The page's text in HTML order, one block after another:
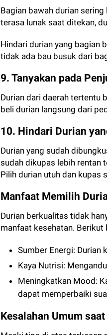
Bagian bawah durian
terasa lunak saat ditekan,
Hindari durian yang bagian
tidak ada bau busuk dari
9. Tanyakan pada
Durian dari daerah tertentu
beli durian langsung dari
10. Hindari Durian
Durian yang sudah
sudah dikupas lebih rentan
Pilih durian utuh dan kupas
Manfaat Memilih
Durian berkualitas tidak
manfaat kesehatan. Berikut
Sumber Energi: Durian
Kaya Nutrisi:
Meningkatkan Mood:
dapat memperbaiki
Kesalahan Umum